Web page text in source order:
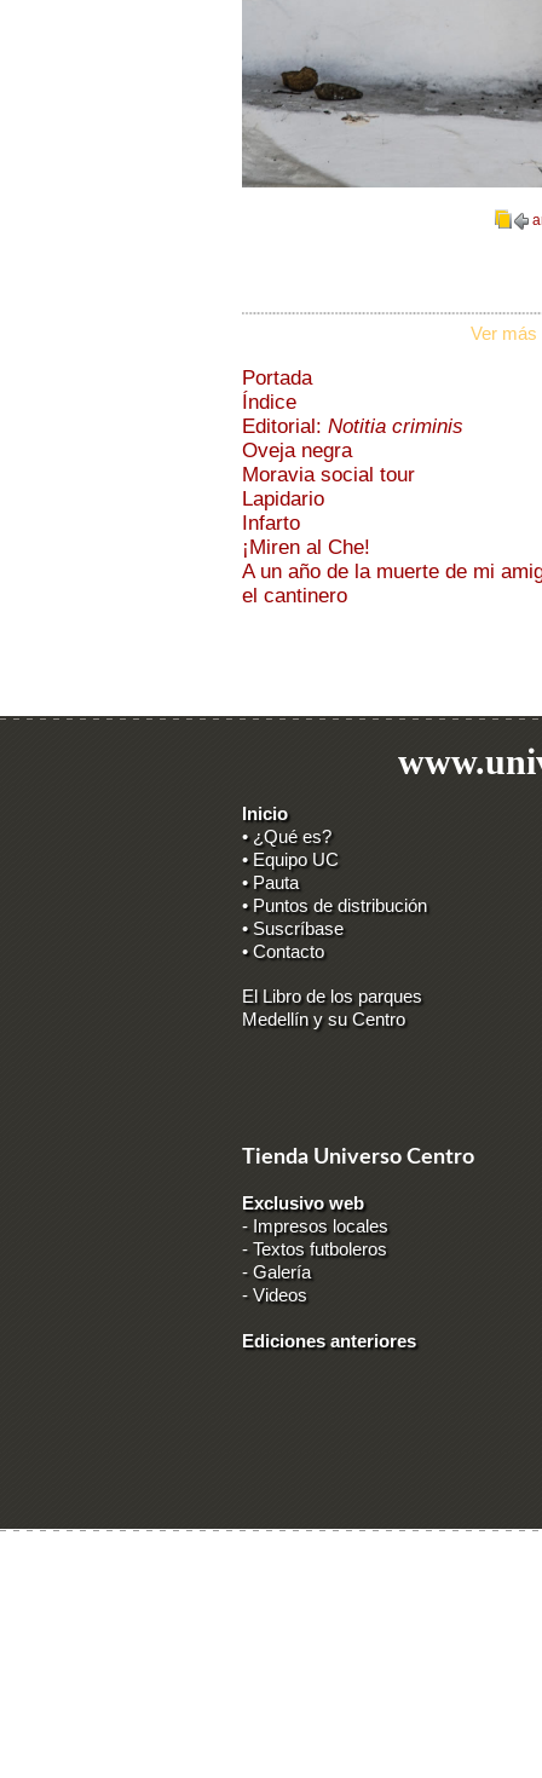
Ver más
Portada
Índice
Editorial: Notitia criminis
Oveja negra
Moravia social tour
Lapidario
Infarto
¡Miren al Che!
A un año de la muerte de mi
el cantinero
Inicio
• ¿Qué es?
• Equipo UC
• Pauta
• Puntos de distribución
• Suscríbase
• Contacto
El Libro de los parques
Medellín y su Centro
Tienda Universo Centro
Exclusivo web
- Impresos locales
- Textos futboleros
-Galería
-Videos
Ediciones anteriores